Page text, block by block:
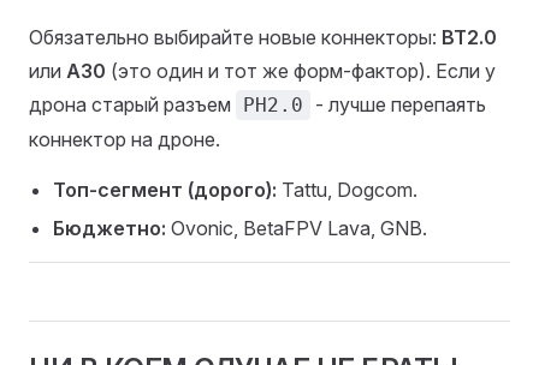
Обязательно выбирайте новые коннекторы: BT2.0
или A30 (это один и тот же форм-фактор). Если у
дрона старый разъем
PH2.0
- лучше перепаять
коннектор на дроне.
Топ-сегмент (дорого): Tattu, Dogcom.
Бюджетно: Ovonic, BetaFPV Lava, GNB.